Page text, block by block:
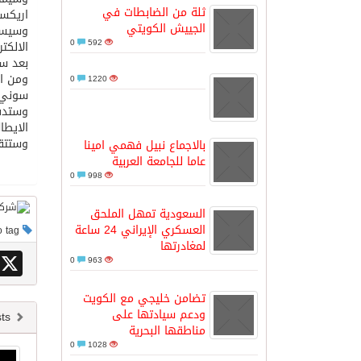
مدينة الملك سلمان للطاقة
كسوة الكعبة تعتلي البيت العتيق
“سبيس إكس” تطلق 24 قمرًا صناعيًا جديدًا إلى الفضاء
ثلة من الضابطات في
الجييش الكويتي
592
1220
بالاجماع نبيل فهمي امينا
عاما للجامعة العربية
998
السعودية تمهل الملحق
العسكري الإيراني 24 ساعة
لمغادرتها
963
تضامن خليجي مع الكويت
ودعم سيادتها على
مناطقها البحرية
1028
بعد
ومن
الايطالية
X